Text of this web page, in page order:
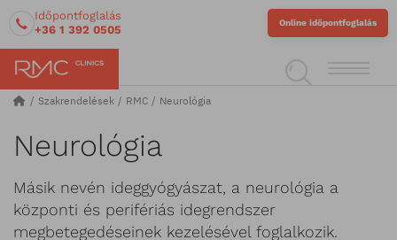
Időpontfoglalás
+36 1 392 0505
Online időpontfoglalás
Szakrendelések RMC Neurológia
Neurológia
Másik nevén ideggyógyászat, a neurológia a
központi és perifériás idegrendszer
megbetegedéseinek kezelésével foglalkozik.